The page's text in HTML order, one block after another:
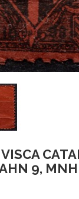
9, MNH